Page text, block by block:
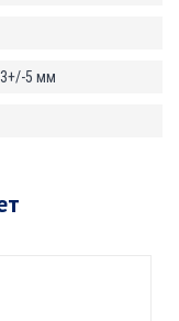
5 мм